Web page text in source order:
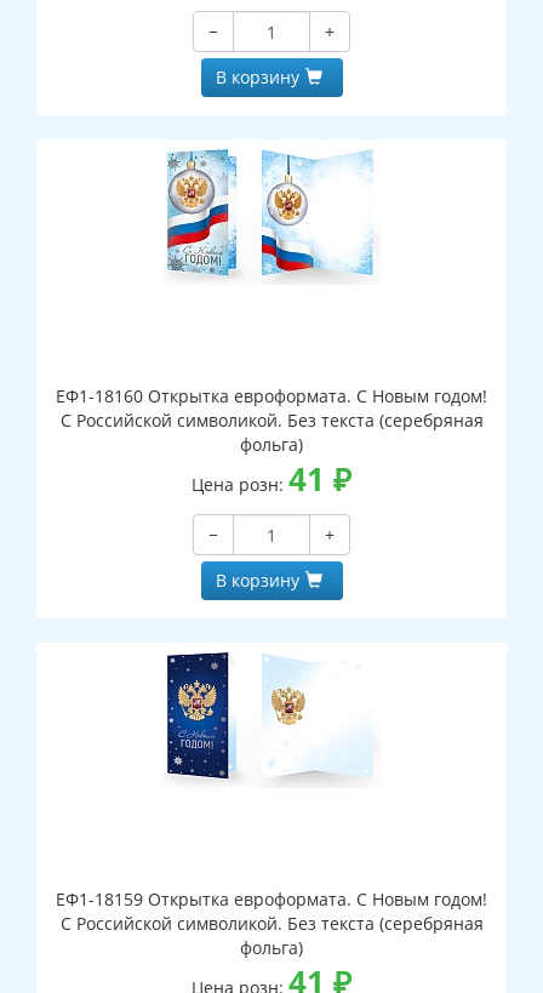
−
+
В корзину
ЕФ1-18160 Открытка евроформата. С Новым годом!
С Российской символикой. Без текста (серебряная
фольга)
Цена розн: 41 ₽
−
+
В корзину
ЕФ1-18159 Открытка евроформата. С Новым годом!
С Российской символикой. Без текста (серебряная
фольга)
Цена розн: 41 ₽